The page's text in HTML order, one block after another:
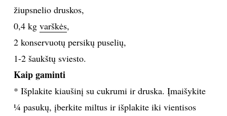
FOTOGRAFIJA
MENAS
ORAI
ĮDOMYBĖS
žiupsnelio druskos,
0,4 kg varškės,
2 konservuotų persikų puselių,
1-2 šaukštų sviesto.
Kaip gaminti
* Išplakite kiaušinį su cukrumi ir druska. Įmaišykite
¼ pasukų, įberkite miltus ir išplakite iki vientisos